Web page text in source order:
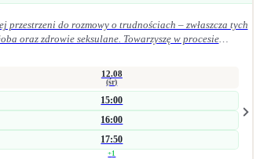
do rozmowy o trudnościach – zwłaszcza tych
oraz zdrowie seksulane. Towarzyszę w procesie
zmianę. Jestem psycholożką i seksuolożką z
12.08
(śr)
15:00
16:00
17:50
+1